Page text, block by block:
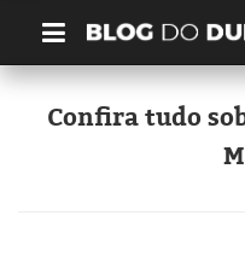
Quem é
Confira tudo